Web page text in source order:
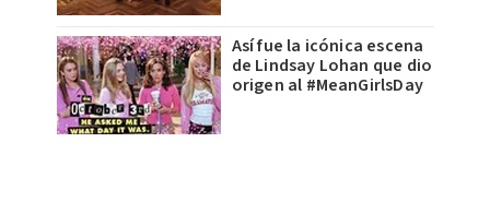
Así fue la icónica escena
de Lindsay Lohan que dio
origen al #MeanGirlsDay